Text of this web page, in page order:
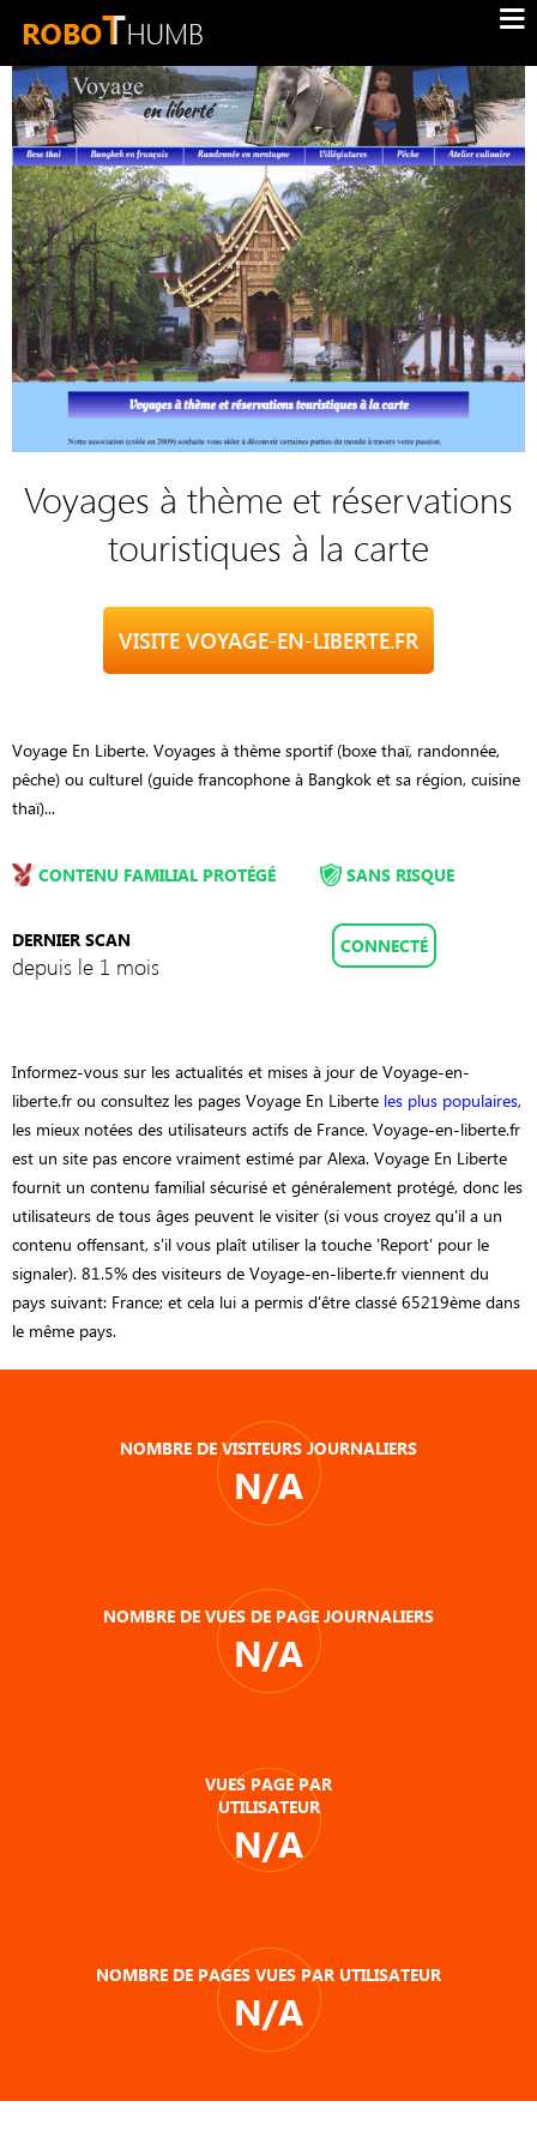
Voyages à thème et réservations
touristiques à la carte
VISITE VOYAGE-EN-LIBERTE.FR
Voyage En Liberte. Voyages à thème sportif (boxe thaï, randonnée,
pêche) ou culturel (guide francophone à Bangkok et sa région, cuisine
thaï)...
CONTENU FAMILIAL PROTÉGÉ
DERNIER SCAN
depuis le 1 mois
SANS RISQUE
CONNECTÉ
Informez-vous sur les actualités et mises à jour de Voyage-en-
liberte.fr ou consultez les pages Voyage En Liberte les plus populaires,
les mieux notées des utilisateurs actifs de France. Voyage-en-liberte.fr
est un site pas encore vraiment estimé par Alexa. Voyage En Liberte
fournit un contenu familial sécurisé et généralement protégé, donc les
utilisateurs de tous âges peuvent le visiter (si vous croyez qu'il a un
contenu offensant, s'il vous plaît utiliser la touche 'Report' pour le
signaler). 81.5% des visiteurs de Voyage-en-liberte.fr viennent du
pays suivant: France; et cela lui a permis d’être classé 65219ème dans
le même pays.
NOMBRE DE VISITEURS JOURNALIERS
N/A
NOMBRE DE VUES DE PAGE JOURNALIERS
N/A
VUES PAGE PAR
UTILISATEUR
N/A
NOMBRE DE PAGES VUES PAR UTILISATEUR
N/A